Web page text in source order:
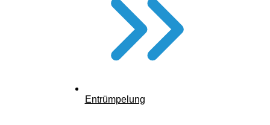
Entrümpelung